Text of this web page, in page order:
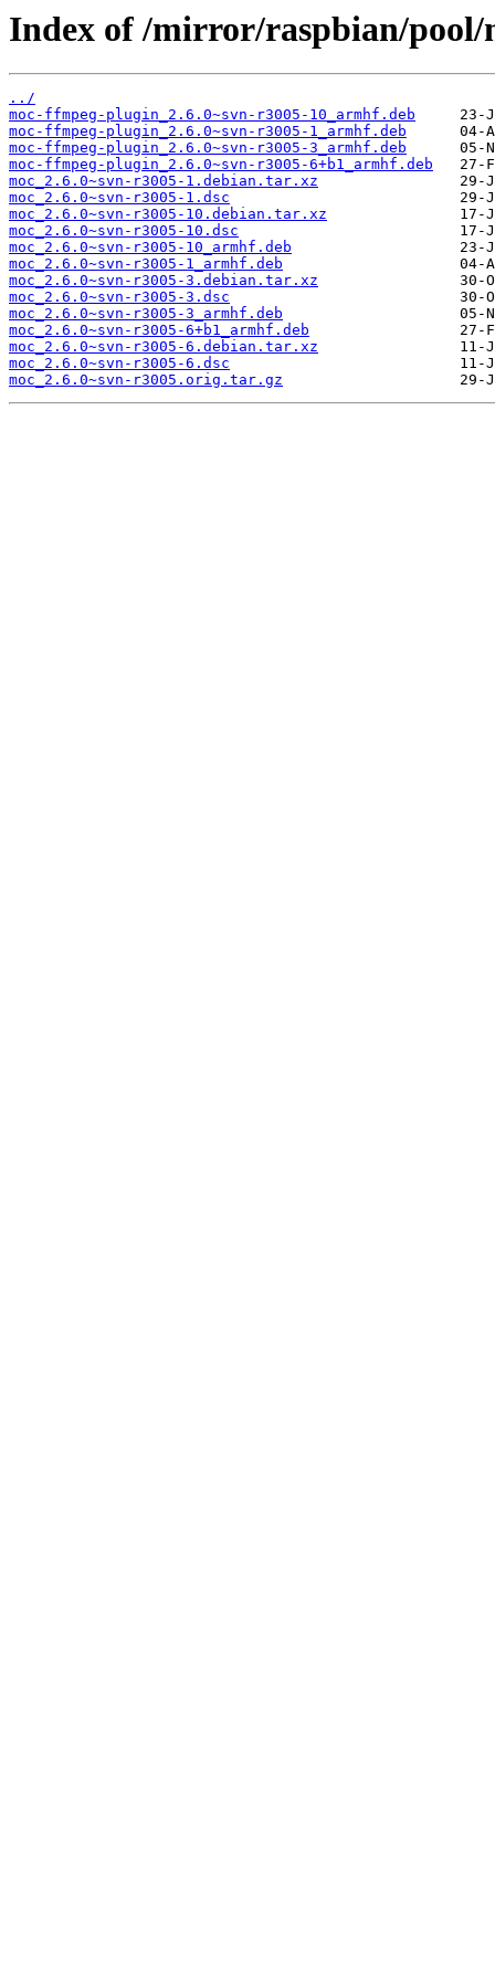
Index of /mirror/raspbian/pool/
../
moc-ffmpeg-plugin_2.6.0~svn-r3005-10_armhf.deb
moc-ffmpeg-plugin_2.6.0~svn-r3005-1_armhf.deb
moc-ffmpeg-plugin_2.6.0~svn-r3005-3_armhf.deb
moc-ffmpeg-plugin_2.6.0~svn-r3005-6+b1_armhf.deb
moc_2.6.0~svn-r3005-1.debian.tar.xz
moc_2.6.0~svn-r3005-1.dsc
moc_2.6.0~svn-r3005-10.debian.tar.xz
moc_2.6.0~svn-r3005-10.dsc
moc_2.6.0~svn-r3005-10_armhf.deb
moc_2.6.0~svn-r3005-1_armhf.deb
moc_2.6.0~svn-r3005-3.debian.tar.xz
moc_2.6.0~svn-r3005-3.dsc
moc_2.6.0~svn-r3005-3_armhf.deb
moc_2.6.0~svn-r3005-6+b1_armhf.deb
moc_2.6.0~svn-r3005-6.debian.tar.xz
moc_2.6.0~svn-r3005-6.dsc
moc_2.6.0~svn-r3005.orig.tar.gz